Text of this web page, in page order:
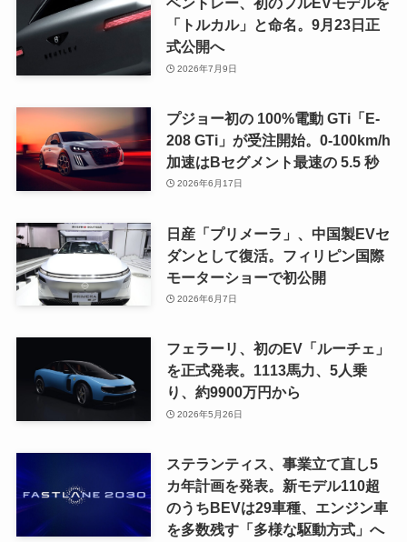
「トルカル」と命名。9月23日正
式公開へ
2026年7月9日
プジョー初の 100%電動 GTi「E-
208 GTi」が受注開始。0-100km/h
加速はBセグメント最速の 5.5 秒
2026年6月17日
日産「プリメーラ」、中国製EVセ
ダンとして復活。フィリピン国際
モーターショーで初公開
2026年6月7日
フェラーリ、初のEV「ルーチェ」
を正式発表。1113馬力、5人乗
り、約9900万円から
2026年5月26日
ステランティス、事業立て直し5
カ年計画を発表。新モデル110超
のうちBEVは29車種、エンジン車
を多数残す「多様な駆動方式」へ